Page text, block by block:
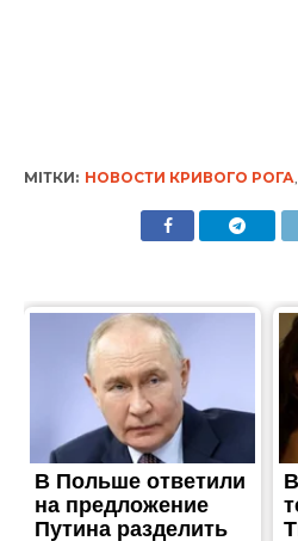
МІТКИ: НОВОСТИ КРИВОГО РОГА,